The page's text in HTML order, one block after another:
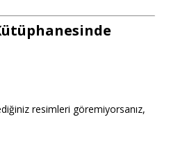
resimleri göremiyorsanız,